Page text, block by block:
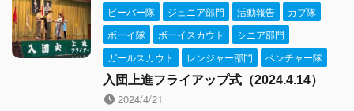
ビーバー隊
ジュニア部門 活動報告
カブ隊
ボーイ隊
ボーイスカウト
シニア部門
ガールスカウト
レンジャー部門
ベンチャー隊
入団上進フライアップ式（2024.4.14）
2024/4/21